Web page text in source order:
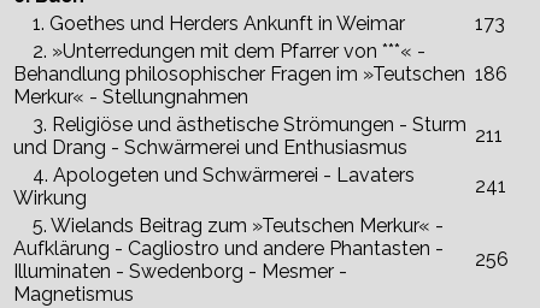
1. Goethes und Herders Ankunft in Weimar
173
2. »Unterredungen mit dem Pfarrer von ***« -
Behandlung philosophischer Fragen im »Teutschen
Merkur« - Stellungnahmen
186
3. Religiöse und ästhetische Strömungen - Sturm
und Drang - Schwärmerei und Enthusiasmus
211
4. Apologeten und Schwärmerei - Lavaters
Wirkung
241
5. Wielands Beitrag zum »Teutschen Merkur« -
Aufklärung - Cagliostro und andere Phantasten -
Illuminaten - Swedenborg - Mesmer -
Magnetismus
256